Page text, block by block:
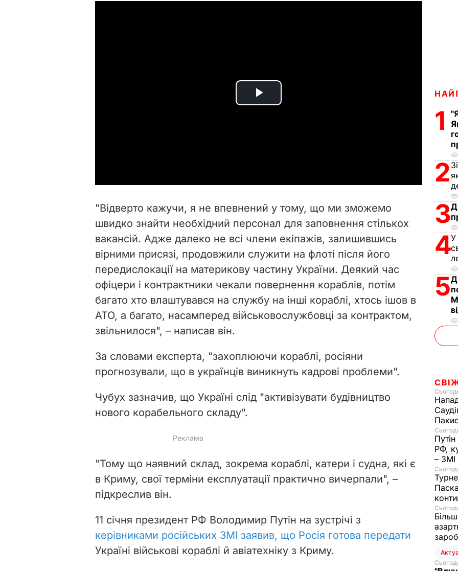
P
i
d
e
o
"Відверто кажучи, я не впевнений у тому, що ми зможемо
швидко знайти необхідний персонал для заповнення стількох
вакансій. Адже далеко не всі члени екіпажів, залишившись
вірними присязі, продовжили служити на флоті після його
передислокації на материкову частину України. Деякий час
офіцери і контрактники чекали повернення кораблів, потім
багато хто влаштувався на службу на інші кораблі, хтось ішов в
АТО, а багато, насамперед військовослужбовці за контрактом,
звільнилося", – написав він.
За словами експерта, "захоплюючи кораблі, росіяни
прогнозували, що в українців виникнуть кадрові проблеми".
Чубух зазначив, що Україні слід "активізувати будівництво
нового корабельного складу".
"Тому що наявний склад, зокрема кораблі, катери і судна, які є
в Криму, свої терміни експлуатації практично вичерпали", –
підкреслив він.
11 січня президент РФ Володимир Путін на зустрічі з
керівниками російських ЗМІ заявив, що Росія готова передати
Україні військові кораблі й авіатехніку з Криму.
1
2
3
4У
5
РФ,
– ЗМІ